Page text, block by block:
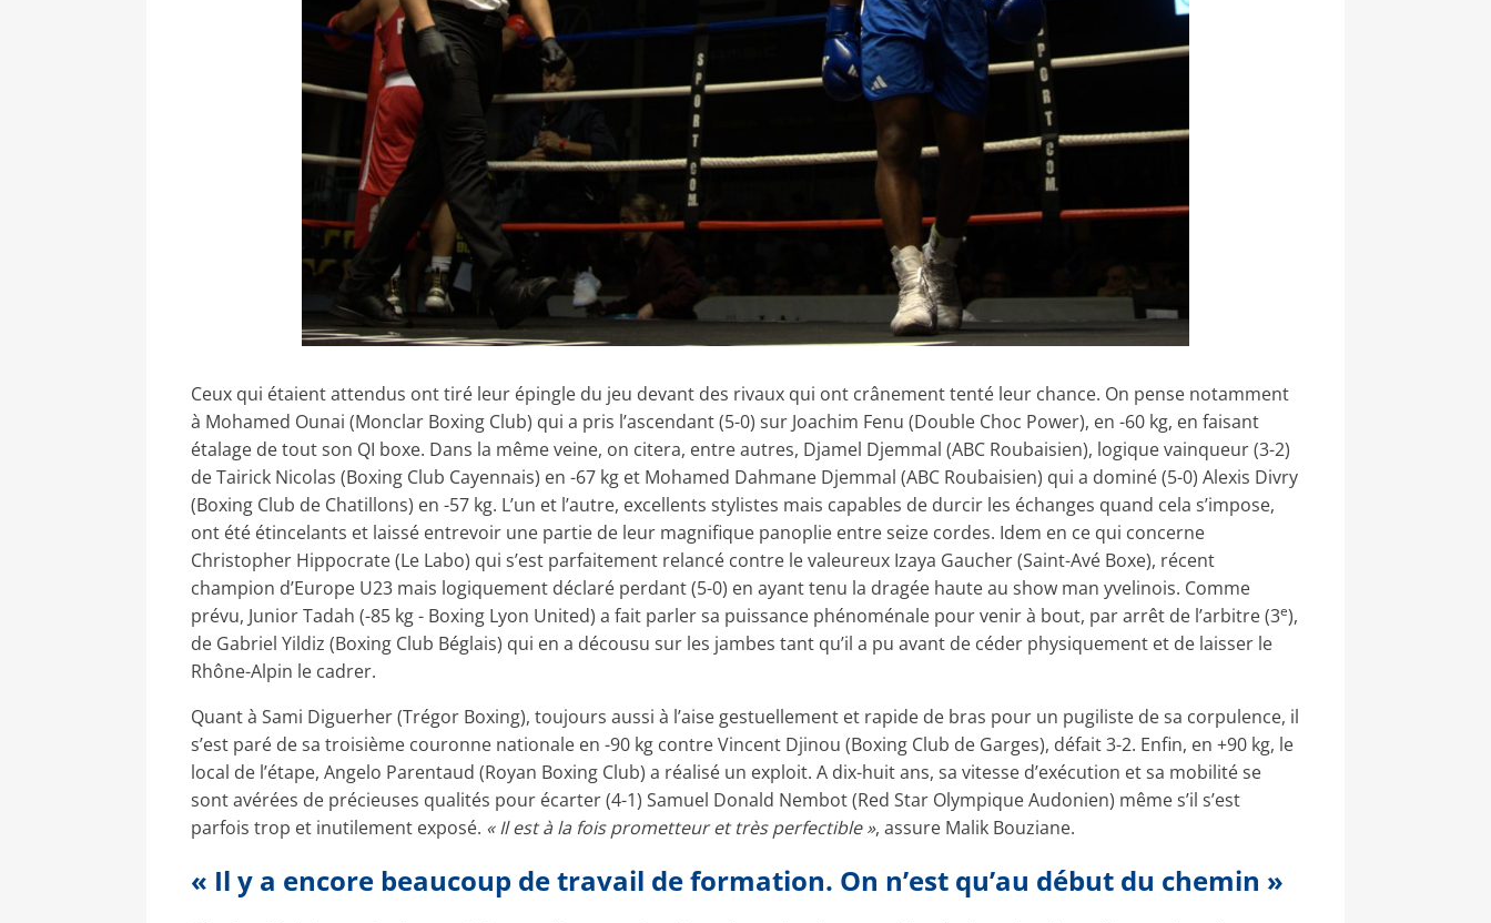
Ceux qui étaient attendus ont tiré leur épingle du jeu devant des rivaux qui ont crânement tenté leur chance. On pense notamment
à Mohamed Ounai (Monclar Boxing Club) qui a pris l’ascendant (5-0) sur Joachim Fenu (Double Choc Power), en -60 kg, en faisant
étalage de tout son QI boxe. Dans la même veine, on citera, entre autres, Djamel Djemmal (ABC Roubaisien), logique vainqueur (3-2)
de Tairick Nicolas (Boxing Club Cayennais) en -67 kg et Mohamed Dahmane Djemmal (ABC Roubaisien) qui a dominé (5-0) Alexis Divry
(Boxing Club de Chatillons) en -57 kg. L’un et l’autre, excellents stylistes mais capables de durcir les échanges quand cela s’impose,
ont été étincelants et laissé entrevoir une partie de leur magnifique panoplie entre seize cordes. Idem en ce qui concerne
Christopher Hippocrate (Le Labo) qui s’est parfaitement relancé contre le valeureux Izaya Gaucher (Saint-Avé Boxe), récent
champion d’Europe U23 mais logiquement déclaré perdant (5-0) en ayant tenu la dragée haute au show man yvelinois. Comme
prévu, Junior Tadah (-85 kg - Boxing Lyon United) a fait parler sa puissance phénoménale pour venir à bout, par arrêt de l’arbitre (3e),
de Gabriel Yildiz (Boxing Club Béglais) qui en a décousu sur les jambes tant qu’il a pu avant de céder physiquement et de laisser le
Rhône-Alpin le cadrer.
Quant à Sami Diguerher (Trégor Boxing), toujours aussi à l’aise gestuellement et rapide de bras pour un pugiliste de sa corpulence, il
s’est paré de sa troisième couronne nationale en -90 kg contre Vincent Djinou (Boxing Club de Garges), défait 3-2. Enfin, en +90 kg, le
local de l’étape, Angelo Parentaud (Royan Boxing Club) a réalisé un exploit. A dix-huit ans, sa vitesse d’exécution et sa mobilité se
sont avérées de précieuses qualités pour écarter (4-1) Samuel Donald Nembot (Red Star Olympique Audonien) même s’il s’est
parfois trop et inutilement exposé. « Il est à la fois prometteur et très perfectible », assure Malik Bouziane.
« Il y a encore beaucoup de travail de formation. On n’est qu’au début du chemin »